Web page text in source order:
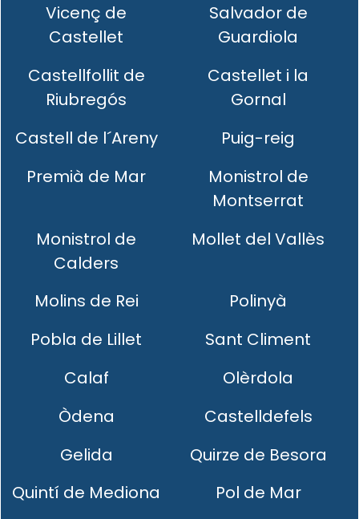
Vicenç de
Castellet
Salvador de
Guardiola
Castellfollit de
Riubregós
Castellet i la
Gornal
Castell de l´Areny
Puig-reig
Premià de Mar
Monistrol de
Montserrat
Monistrol de
Calders
Mollet del Vallès
Molins de Rei
Polinyà
Pobla de Lillet
Sant Climent
Calaf
Olèrdola
Òdena
Castelldefels
Gelida
Quirze de Besora
Quintí de Mediona
Pol de Mar